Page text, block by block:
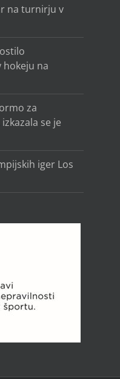
na turnirju v
hokeju na
za
se je
iger Los